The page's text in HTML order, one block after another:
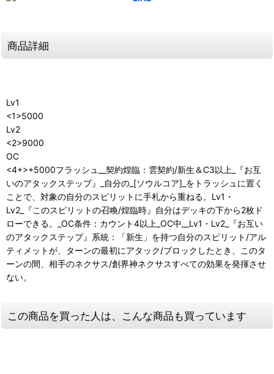
商品詳細
Lv1
<1>5000
Lv2
<2>9000
OC
<4+>+5000フラッシュ__契約煌臨：雲契約/新生＆C3以上_『お互
いのアタックステップ』_自分の_[ソウルコア]_をトラッシュに置く
ことで、対象の自分のスピリットに手札から重ねる。Lv1・
Lv2_『このスピリットの召喚/煌臨時』自分はデッキの下から2枚ド
ローできる。_OC条件：カウント4以上_OC中__Lv1・Lv2_『お互い
のアタックステップ』系統：「新生」を持つ自分のスピリット/アル
ティメットが、ターンの最初にアタック/ブロックしたとき、このタ
ーンの間、相手のネクサス/創界神ネクサスすべての効果を発揮させ
ない。
この商品を買った人は、こんな商品も買っています